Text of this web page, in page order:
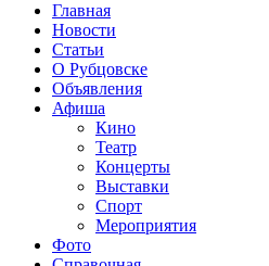
Главная
Новости
Статьи
О Рубцовске
Объявления
Афиша
Кино
Театр
Концерты
Выставки
Спорт
Мероприятия
Фото